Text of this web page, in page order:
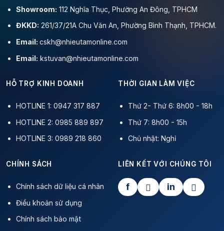
Showroom: 112 Nghĩa Thục, Phường An Đông, TPHCM
ĐKKD: 261/37/21A Chu Văn An, Phường Bình Thạnh, TPHCM.
Email: cskh@nhieutamonline.com
Email: kstuvan@nhieutamonline.com
HỖ TRỢ KINH DOANH
HOTLINE 1: 0947 317 887
HOTLINE 2: 0985 889 897
HOTLINE 3: 0989 218 860
THỜI GIAN LÀM VIỆC
Thứ 2- Thứ 6: 8h00 - 18h
Thứ 7: 8h00 - 15h
Chủ nhật: Nghỉ
CHÍNH SÁCH
Chính sách dữ liệu cá nhân
Điều khoản sử dụng
Chính sách bảo mật
LIÊN KẾT VỚI CHÚNG TÔI
f in